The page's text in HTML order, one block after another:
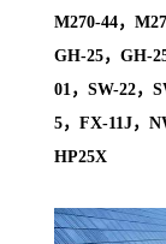
M270-44，
GH-25，GH-
01，SW-22，
5，FX-11J，
HP25X